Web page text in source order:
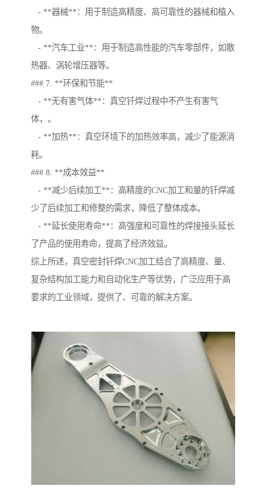
- **器械**：用于制造高精度、高可靠性的器械和植入
物。
- **汽车工业**：用于制造高性能的汽车零部件，如散
热器、涡轮增压器等。
### 7. **环保和节能**
- **无有害气体**：真空钎焊过程中不产生有害气
体，。
- **加热**：真空环境下的加热效率高，减少了能源消
耗。
### 8. **成本效益**
- **减少后续加工**：高精度的CNC加工和量的钎焊减
少了后续加工和修整的需求，降低了整体成本。
- **延长使用寿命**：高强度和可靠性的焊接接头延长
了产品的使用寿命，提高了经济效益。
综上所述，真空密封钎焊CNC加工结合了高精度、量、
复杂结构加工能力和自动化生产等优势，广泛应用于高
要求的工业领域，提供了、可靠的解决方案。